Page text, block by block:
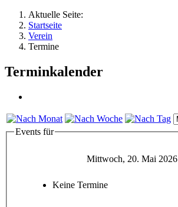
Aktuelle Seite:
Startseite
Verein
Termine
Terminkalender
Events für
Mittwoch, 20. Mai 2026
Keine Termine